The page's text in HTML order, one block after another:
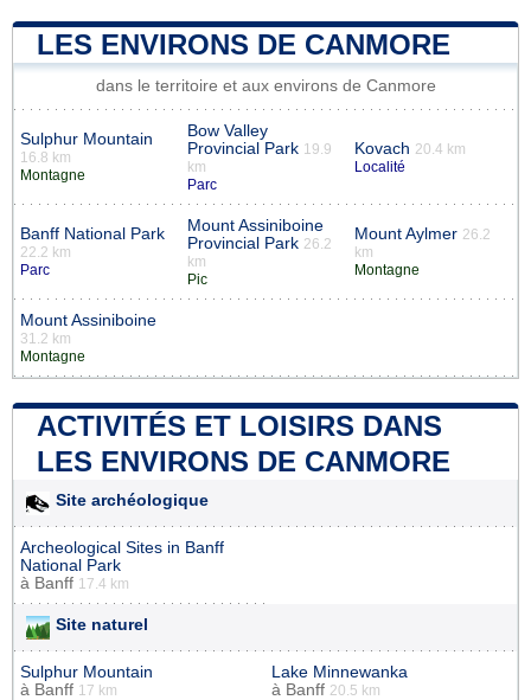
LES ENVIRONS DE CANMORE
dans le territoire et aux environs de Canmore
Sulphur Mountain
16.8 km
Montagne
Bow Valley
Provincial Park 19.9
km
Parc
Kovach 20.4 km
Localité
Banff National Park
22.2 km
Parc
Mount Assiniboine
Provincial Park 26.2
km
Pic
Mount Aylmer 26.2
km
Montagne
Mount Assiniboine
31.2 km
Montagne
ACTIVITÉS ET LOISIRS DANS
LES ENVIRONS DE CANMORE
Site archéologique
Archeological Sites in Banff
National Park
à Banff 17.4 km
Site naturel
Sulphur Mountain
à Banff 17 km
Lake Minnewanka
à Banff 20.5 km